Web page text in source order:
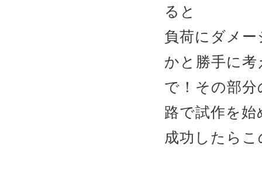
ると
負荷にダメ
かと勝手に
で！その部
路で試作を始
成功したら